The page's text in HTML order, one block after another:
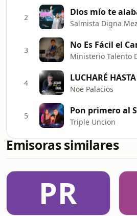
2 Dios mío te
Salmista Digna
3 No Es Fácil el
Ministerio Talento
4 LUCHARÉ
Noe Palacios
5 Pon primero al
Triple Uncion
Emisoras similares
PR